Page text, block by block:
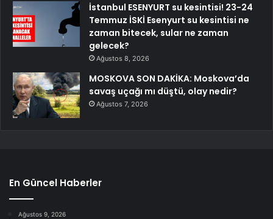
İstanbul ESENYURT su kesintisi! 23-24
Temmuz İSKİ Esenyurt su kesintisi ne
zaman bitecek, sular ne zaman
gelecek?
Ağustos 8, 2026
MOSKOVA SON DAKİKA: Moskova’da
savaş uçağı mı düştü, olay nedir?
Ağustos 7, 2026
En Güncel Haberler
Ağustos 9, 2026